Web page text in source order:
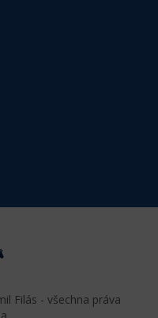
Filás - všechna práva